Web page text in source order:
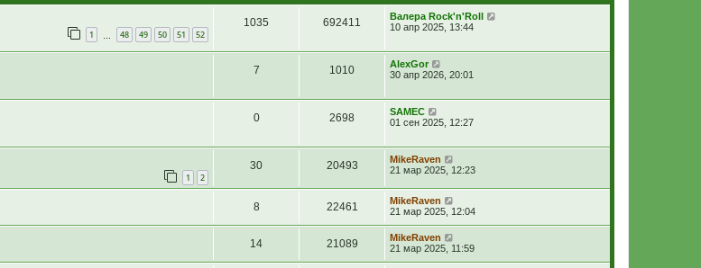
1 48 49 50 51 52
1035 692411
Валера Rock'n'Roll
10 апр 2025, 13:44
7 1010
AlexGor
30 апр 2026, 20:01
0 2698
SAMEC
01 сен 2025, 12:27
1 2
30 20493
MikeRaven
21 мар 2025, 12:23
8 22461
MikeRaven
21 мар 2025, 12:04
14 21089
MikeRaven
21 мар 2025, 11:59